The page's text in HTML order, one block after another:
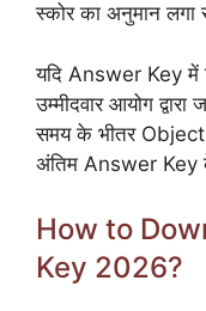
स्कोर का अनुमान
यदि Answer Key में
उम्मीदवार आयोग द्वारा
समय के भीतर
अंतिम Answer Key
How to
Key 2026?